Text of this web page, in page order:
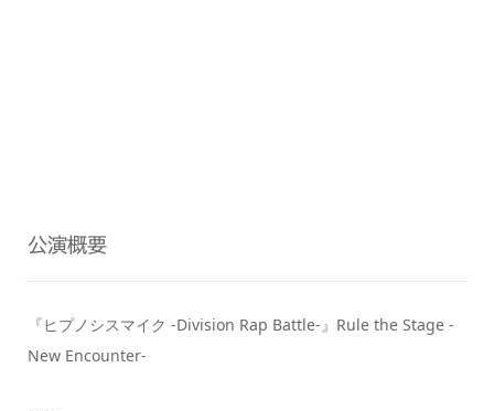
公演概要
『ヒプノシスマイク -Division Rap Battle-』Rule the Stage -
New Encounter-